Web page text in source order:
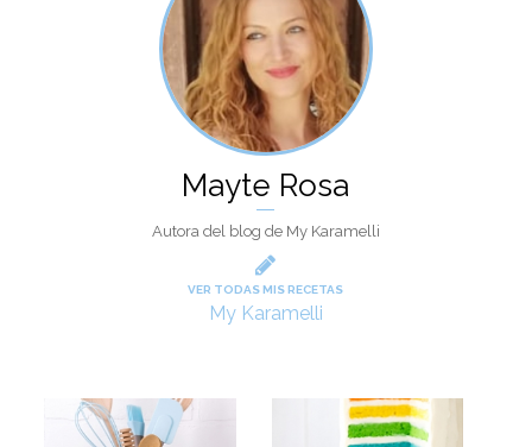
Mayte Rosa
Autora del blog de My Karamelli
VER TODAS MIS RECETAS
My Karamelli